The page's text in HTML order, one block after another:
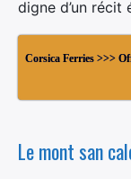
digne d’un récit
Corsica Ferries >>>
Le mont san